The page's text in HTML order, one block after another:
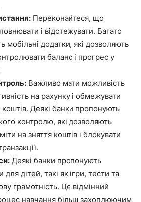
Переконайтеся, що
і відстежувати. Багато
мобільні додатки, які дозволяють
баланс і прогрес у
Важливо мати можливість
на рахунку і обмежувати
Деякі банки пропонують
контролю, які дозволяють
на зняття коштів і блокувати
Деякі банки пропонують
для дітей, такі як ігри, тести та
грамотність. Це відмінний
навчання більш захоплюючим